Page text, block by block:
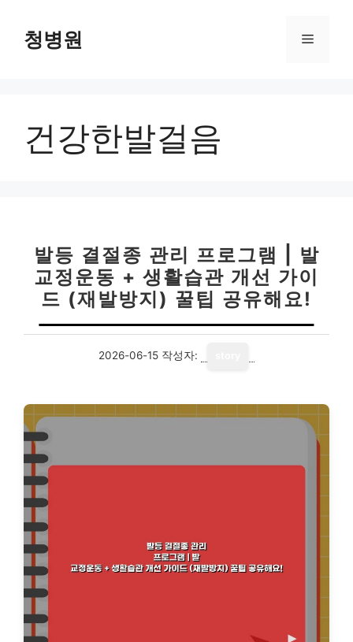
청병원 메
건강한발걸음
발등 결절종 관리 프로그램 | 발
교정운동 + 생활습관 개선 가이
드 (재발방지) 꿀팁 공유해요!
2026-06-15 작성자: